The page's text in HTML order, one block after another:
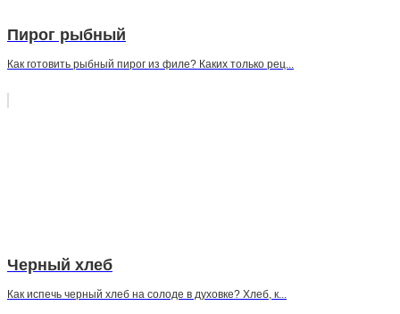
Пирог рыбный
Как готовить рыбный пирог из филе? Каких только рец...
Черный хлеб
Как испечь черный хлеб на солоде в духовке? Хлеб, к...